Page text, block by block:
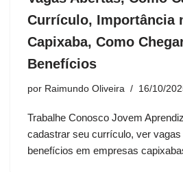
Currículo, Importância
Capixaba, Como
Benefícios
por Raimundo Oliveira 16/10/
Trabalhe Conosco Jovem
cadastrar seu currículo, ver
benefícios em empresas